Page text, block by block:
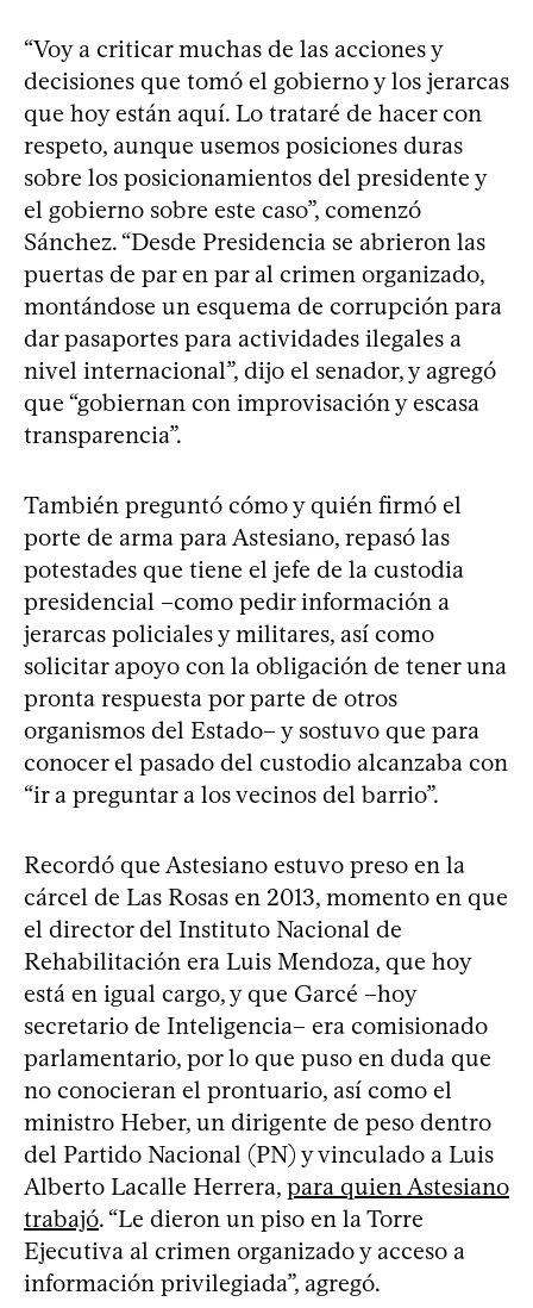
“Voy a criticar muchas de las acciones y
decisiones que tomó el gobierno y los jerarcas
que hoy están aquí. Lo trataré de hacer con
respeto, aunque usemos posiciones duras
sobre los posicionamientos del presidente y
el gobierno sobre este caso”, comenzó
Sánchez. “Desde Presidencia se abrieron las
puertas de par en par al crimen organizado,
montándose un esquema de corrupción para
dar pasaportes para actividades ilegales a
nivel internacional”, dijo el senador, y agregó
que “gobiernan con improvisación y escasa
transparencia”.
También preguntó cómo y quién firmó el
porte de arma para Astesiano, repasó las
potestades que tiene el jefe de la custodia
presidencial –como pedir información a
jerarcas policiales y militares, así como
solicitar apoyo con la obligación de tener una
pronta respuesta por parte de otros
organismos del Estado– y sostuvo que para
conocer el pasado del custodio alcanzaba con
“ir a preguntar a los vecinos del barrio”.
Recordó que Astesiano estuvo preso en la
cárcel de Las Rosas en 2013, momento en que
el director del Instituto Nacional de
Rehabilitación era Luis Mendoza, que hoy
está en igual cargo, y que Garcé –hoy
secretario de Inteligencia– era comisionado
parlamentario, por lo que puso en duda que
no conocieran el prontuario, así como el
ministro Heber, un dirigente de peso dentro
del Partido Nacional (PN) y vinculado a Luis
Alberto Lacalle Herrera, para quien Astesiano
trabajó. “Le dieron un piso en la Torre
Ejecutiva al crimen organizado y acceso a
información privilegiada”, agregó.